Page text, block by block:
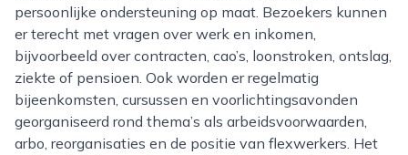
persoonlijke ondersteuning op maat. Bezoekers kunnen
er terecht met vragen over werk en inkomen,
bijvoorbeeld over contracten, cao’s, loonstroken, ontslag,
ziekte of pensioen. Ook worden er regelmatig
bijeenkomsten, cursussen en voorlichtingsavonden
georganiseerd rond thema’s als arbeidsvoorwaarden,
arbo, reorganisaties en de positie van flexwerkers. Het